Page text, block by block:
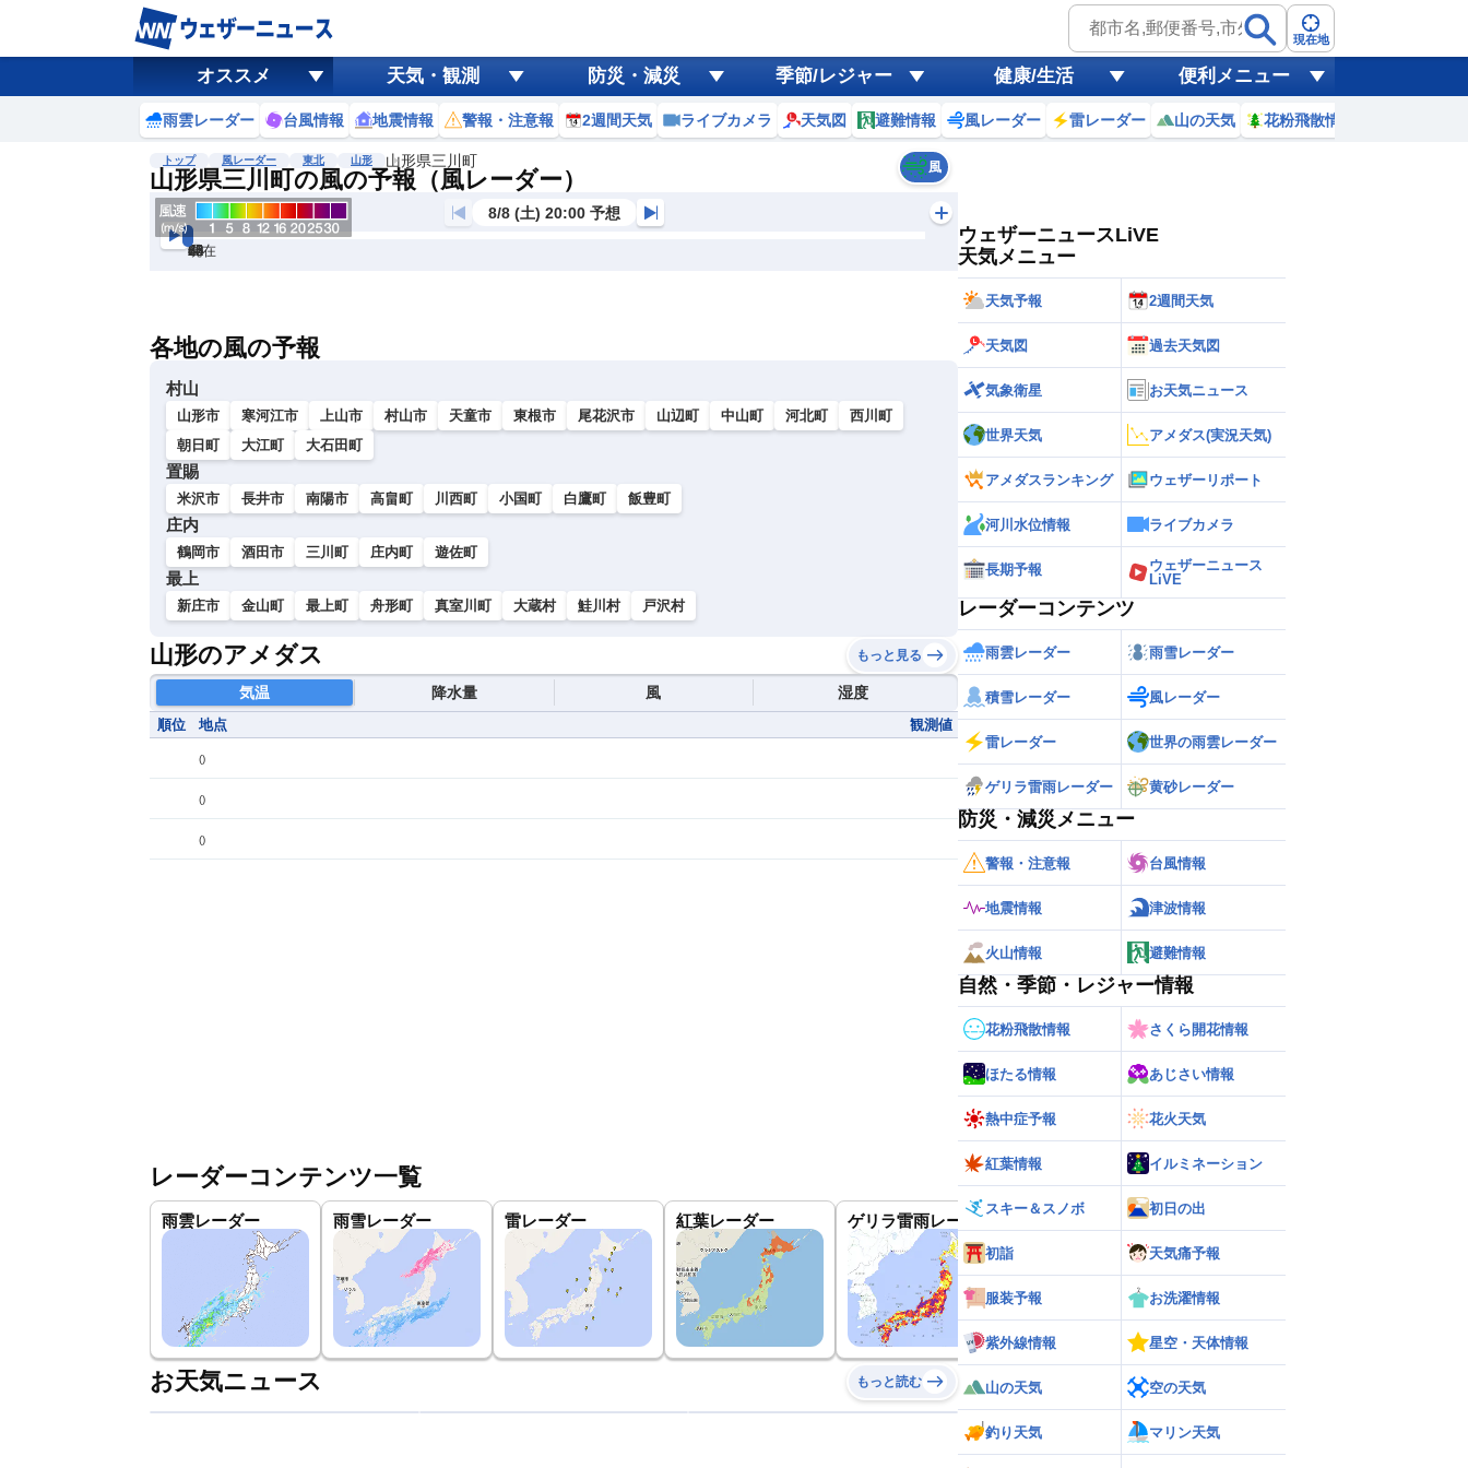
現在地
オススメ 天気・観測 防災・減災 季節/レジャー 健康/生活 便利メニュー
雨雲レーダー 台風情報 地震情報 警報・注意報 2週間天気 ライブカメラ 天気図 避難情報 風レーダー 雷レーダー 山の天気 花粉飛散情報
トップ 風レーダー 東北 山形 山形県三川町
山形県三川町の風の予報（風レーダー） 風
風
黄砂
天気 台風
8/8 (土) 20:00 予想
現在
6h
12
24
36
48
60
72
各地の風の予報
村山
山形市 寒河江市 上山市 村山市 天童市 東根市 尾花沢市 山辺町 中山町 河北町
西川町
朝日町
大江町 大石田町
置賜
米沢市 長井市 南陽市 高畠町 川西町 小国町 白鷹町 飯豊町
庄内
鶴岡市 酒田市 三川町 庄内町 遊佐町
最上
新庄市 金山町 最上町 舟形町 真室川町 大蔵村 鮭川村 戸沢村
山形のアメダス もっと見る
気温 降水量 風 湿度
順位 地点 観測値
()
()
()
レーダーコンテンツ一覧
雨雲レーダー 雨雪レーダー 雷レーダー 紅葉レーダー ゲリラ雷雨レーダー 世界の雨雲レーダー
お天気ニュース もっと読む
ウェザーニュースLiVE
天気メニュー
天気予報 2週間天気
天気図 過去天気図
気象衛星 お天気ニュース
世界天気 アメダス(実況天気)
アメダスランキング ウェザーリポート
河川水位情報 ライブカメラ
長期予報
ウェザーニュース
LiVE
レーダーコンテンツ
雨雲レーダー 雨雪レーダー
積雪レーダー 風レーダー
雷レーダー 世界の雨雲レーダー
ゲリラ雷雨レーダー 黄砂レーダー
防災・減災メニュー
警報・注意報 台風情報
地震情報 津波情報
火山情報 避難情報
自然・季節・レジャー情報
花粉飛散情報 さくら開花情報
ほたる情報 あじさい情報
熱中症予報 花火天気
紅葉情報 イルミネーション
スキー＆スノボ 初日の出
初詣 天気痛予報
服装予報 お洗濯情報
紫外線情報 星空・天体情報
山の天気 空の天気
釣り天気 マリン天気